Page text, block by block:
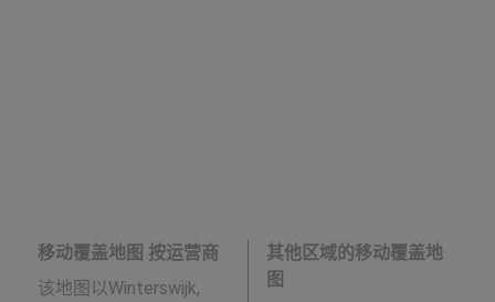
移动覆盖地图 按运营商
该地图以Winterswijk,
其他区域的移动覆盖地
图